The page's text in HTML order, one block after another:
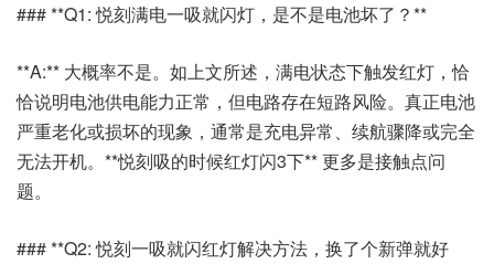
### **Q1: 悦刻满电一吸就闪灯，是不是电池坏了？**
**A:** 大概率不是。如上文所述，满电状态下触发红灯，恰
恰说明电池供电能力正常，但电路存在短路风险。真正电池
严重老化或损坏的现象，通常是充电异常、续航骤降或完全
无法开机。**悦刻吸的时候红灯闪3下** 更多是接触点问
题。
### **Q2: 悦刻一吸就闪红灯解决方法，换了个新弹就好